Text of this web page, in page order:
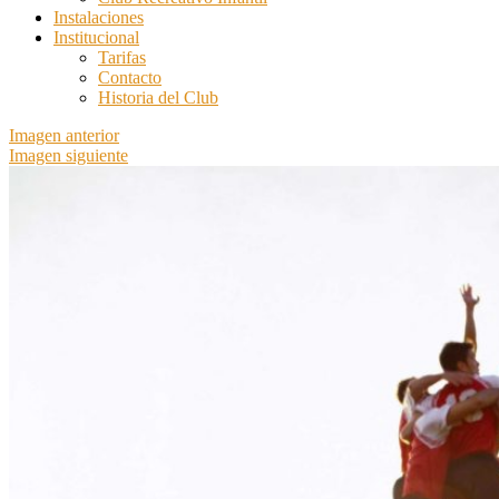
Instalaciones
Institucional
Tarifas
Contacto
Historia del Club
Imagen anterior
Imagen siguiente